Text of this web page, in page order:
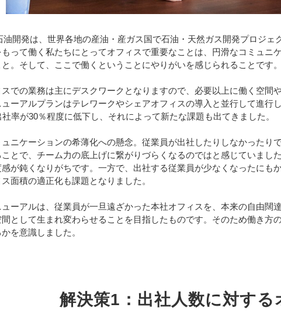
開発は、世界各地の産油・産ガス国で石油・天然ガス開発プロジェ
って働く私たちにとってオフィスで重要なことは、円滑なコミュ
。そして、ここで働くということにやりがいを感じられることです。
での業務は主にデスクワークとなりますので、必要以上に働く空間
ーアルプランはテレワークやシェアオフィスの導入と並行して進
率が30％程度に低下し、それによって新たな課題も出てきました。
ニケーションの希薄化への懸念。従業員が出社したりしなかったり
とで、チーム力の底上げに繋がりづらくなるのではと感じていま
感が鈍くなりがちです。一方で、出社する従業員が少なくなったに
面積の適正化も課題となりました。
ーアルは、従業員が一旦遠ざかった本社オフィスを、本来の自由闊
間として生まれ変わらせることを目指したものです。そのため働き
を意識しました。
解決策1：出社人数に対す